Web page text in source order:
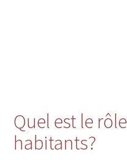
Quel est le
habitants?